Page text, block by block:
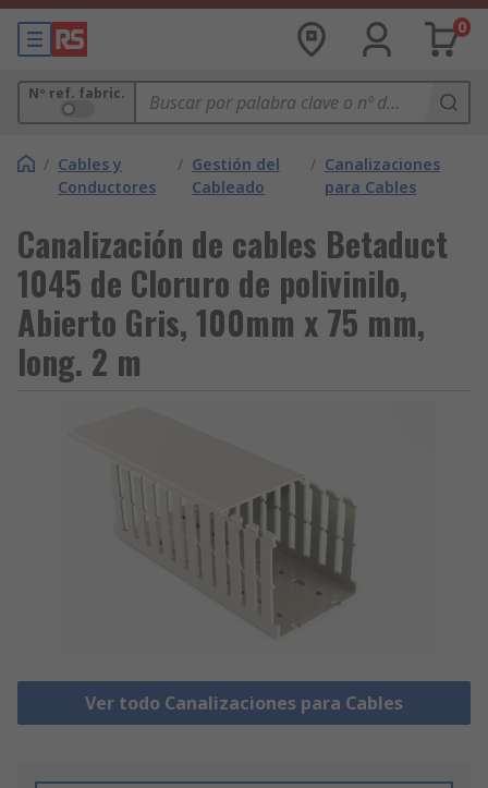
0
Nº ref. fabric.
/ Cables y
Conductores
/ Gestión del
Cableado
/ Canalizaciones
para Cables
Canalización de cables Betaduct
1045 de Cloruro de polivinilo,
Abierto Gris, 100mm x 75 mm,
long. 2 m
Ver todo Canalizaciones para Cables